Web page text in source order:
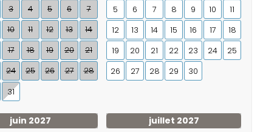
3 4 5 6
7
10 11 12 13
14
17 18 19 20
21
24 25 26 27
28
31
5
6 7 8 9 10
11
12
13 14 15 16 17
18
19
20 21 22 23 24
25
26
27 28 29 30
juin 2027
juillet 2027